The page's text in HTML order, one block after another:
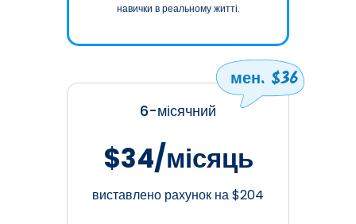
навички в реальному житті.
мен. $36
6-місячний
$34/місяць
виставлено рахунок на $204